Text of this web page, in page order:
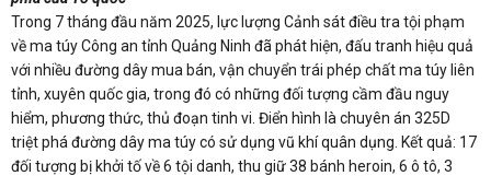
Trong 7 tháng đầu năm 2025, lực lượng Cảnh sát điều tra tội phạm
về ma túy Công an tỉnh Quảng Ninh đã phát hiện, đấu tranh hiệu quả
với nhiều đường dây mua bán, vận chuyển trái phép chất ma túy liên
tỉnh, xuyên quốc gia, trong đó có những đối tượng cầm đầu nguy
hiểm, phương thức, thủ đoạn tinh vi. Điển hình là chuyên án 325D
triệt phá đường dây ma túy có sử dụng vũ khí quân dụng. Kết quả: 17
đối tượng bị khởi tố về 6 tội danh, thu giữ 38 bánh heroin, 6 ô tô, 3